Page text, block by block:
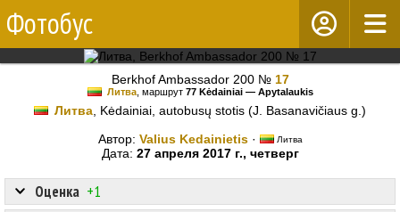
Фотобус
Berkhof Ambassador 200 № 17
Литва, маршрут 77 Kėdainiai — Apytalaukis
Литва , Kėdainiai, autobusų stotis (J. Basanavičiaus g.)
Автор: Valius Kedainietis· Литва
Дата: 27 апреля 2017 г., четверг
Оценка +1